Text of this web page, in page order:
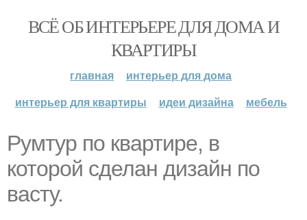
ВСЁ ОБ ИНТЕРЬЕРЕ ДЛЯ ДОМА И
КВАРТИРЫ
главная
интерьер для дома
интерьер для квартиры
идеи дизайна мебель
Румтур по квартире, в
которой сделан дизайн по
васту.